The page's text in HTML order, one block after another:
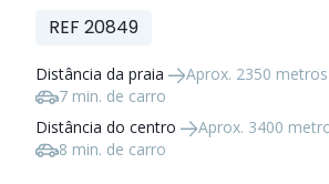
REF 20849
Distância da praia
Aprox. 2350 metros
7 min. de carro
Distância do centro
Aprox. 3400
8 min. de carro